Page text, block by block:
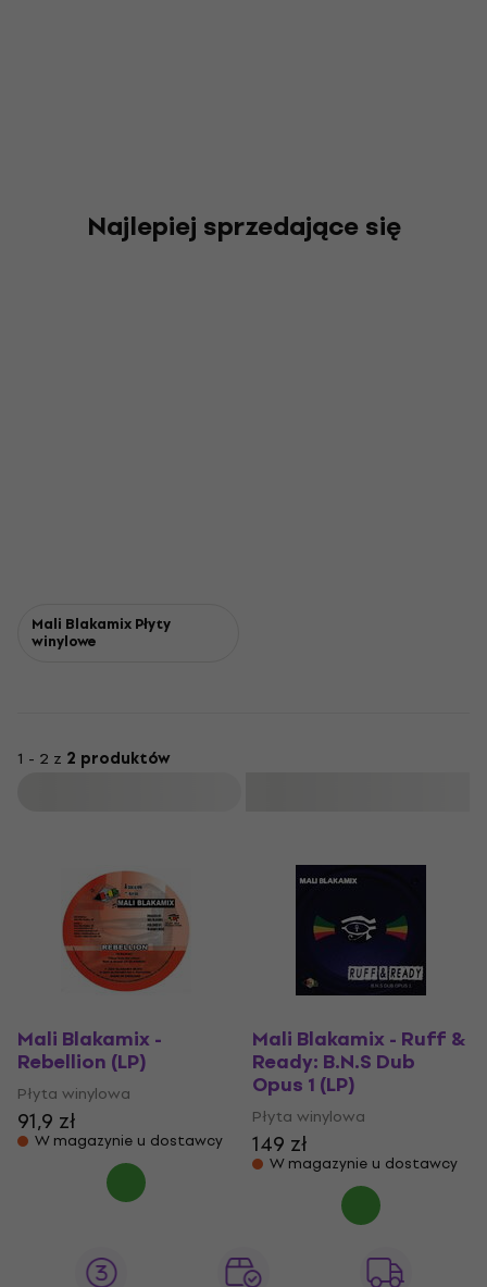
Najlepiej sprzedające się
Mali Blakamix Płyty
winylowe
1 - 2 z 2 produktów
Mali Blakamix -
Rebellion (LP)
Płyta winylowa
91,9 zł
W magazynie u dostawcy
Mali Blakamix - Ruff &
Ready: B.N.S Dub
Opus 1 (LP)
Płyta winylowa
149 zł
W magazynie u dostawcy